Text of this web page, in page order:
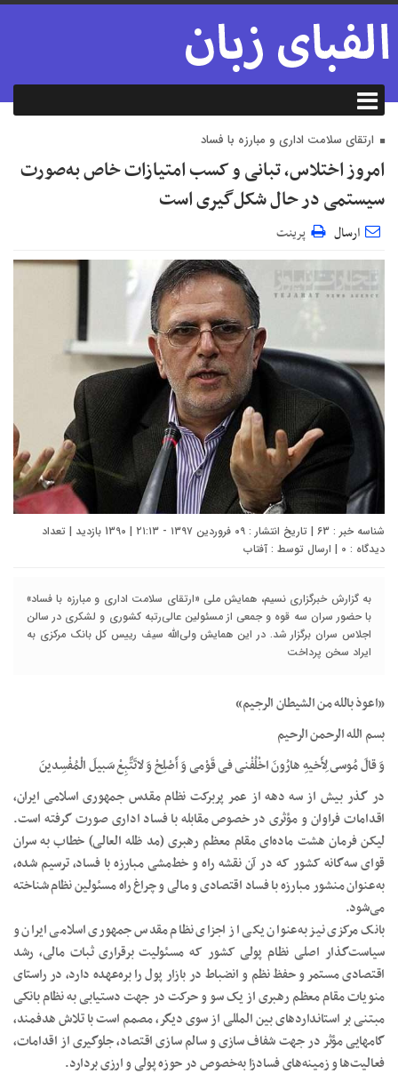
ارتقای سلامت اداری و مبارزه با فساد
امروز اختلاس، تبانی و کسب امتیازات خاص به‌صورت
سیستمی در حال شکل‌گیری است
ارسال پرینت
شناسه خبر : 63 | تاریخ انتشار : ۰۹ فروردین ۱۳۹۷ - ۲۱:۱۳ | 1390 بازدید | تعداد
دیدگاه : 0 | ارسال توسط : آفتاب
به گزارش خبرگزاری نسیم، همایش ملی «ارتقای سلامت اداری و مبارزه با فساد»
با حضور سران سه قوه و جمعی از مسئولین عالی‌رتبه کشوری و لشکری در سالن
اجلاس سران برگزار شد. در این همایش ولی‌الله سیف رییس کل بانک مرکزی به
ایراد سخن پرداخت
«اعوذ بالله من الشیطان الرجیم»
بسم الله الرحمن الرحیم
وَ قالَ مُوسى‏ لِأَخیهِ هارُونَ اخْلُفْنی‏ فی‏ قَوْمی‏ وَ أَصْلِحْ وَ لاتَتَّبِعْ سَبیلَ الْمُفْسِدینَ
در گذر بیش از سه دهه از عمر پربرکت نظام مقدس جمهوری اسلامی ایران،
اقدامات فراوان و مؤثری در خصوص مقابله با فساد اداری صورت گرفته است.
لیکن فرمان هشت ماده‌ای مقام معظم رهبری (مد ظله العالی) خطاب به سران
قوای سه‌گانه کشور که در آن نقشه راه و خط‌مشی مبارزه با فساد، ترسیم شده،
به‌عنوان منشور مبارزه با فساد اقتصادی و مالی و چراغ راه مسئولین نظام شناخته
می‌شود.
بانک مرکزی نیز به‌عنوان یکی از اجزای نظام مقدس جمهوری اسلامی ایران و
سیاست‌گذار اصلی نظام پولی کشور که مسئولیت برقراری ثبات مالی، رشد
اقتصادی مستمر و حفظ نظم و انضباط در بازار پول را بره‌عهده دارد، در راستای
منویات مقام معظم رهبری از یک سو و حرکت در جهت دستیابی به نظام بانکی
مبتنی بر استانداردهای بین المللی از سوی دیگر، مصمم است با تلاش هدفمند،
گامهایی مؤثر در جهت شفاف سازی و سالم سازی اقتصاد، جلوگیری از اقدامات،
فعالیت‌ها و زمینه‌های فسادزا به‌خصوص در حوزه پولی و ارزی بردارد.